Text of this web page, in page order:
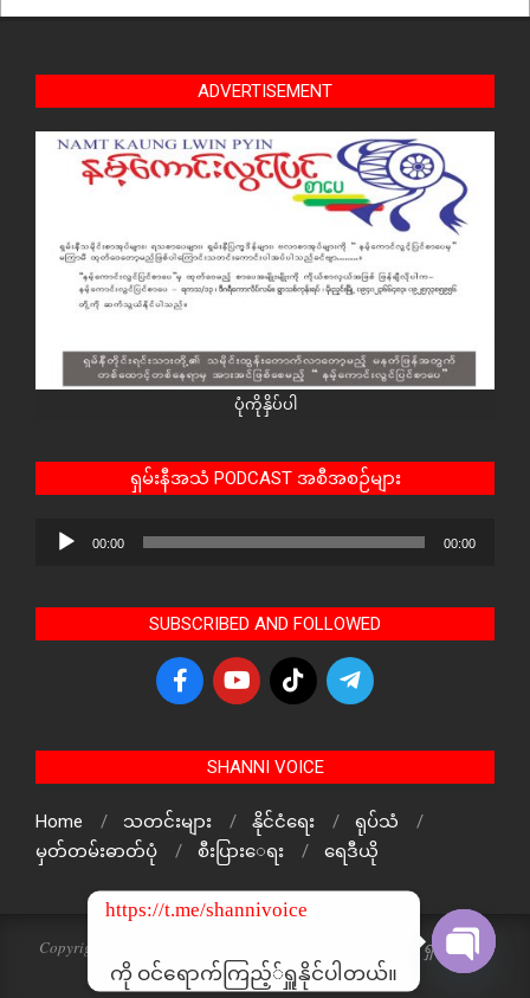
ADVERTISEMENT
ပုံကိုနှိပ်ပါ
ရှမ်းနီအသံ PODCAST အစီအစဉ်များ
Audio
00:00 00:00
SUBSCRIBED AND FOLLOWED
SHANNI VOICE
Home သတင်းများ နိုင်ငံရေး
ရုပ်သံ
မှတ်တမ်းဓာတ်ပုံ
စီးပြားေရး ရေဒီယို
Copyright © 2024 The Voice Of ShanNi All rights reserved. ရှမ်းနီအသံ
သတင်းဌာန၏ မူပိုင်ဖြစ်ပါသည်
https://t.me/shannivoice
ကို ဝင်ရောက်ကြည့််ရှူနိုင်ပါတယ်။